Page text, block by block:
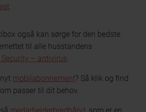
.
også kan sørge for den bedste
til alle husstandens
Security – antivirus.
mobilabonnement? Så klik og find
passer til dit behov.